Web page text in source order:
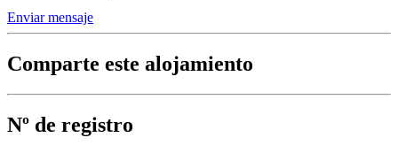
Enviar mensaje
Comparte este alojamiento
Nº de registro